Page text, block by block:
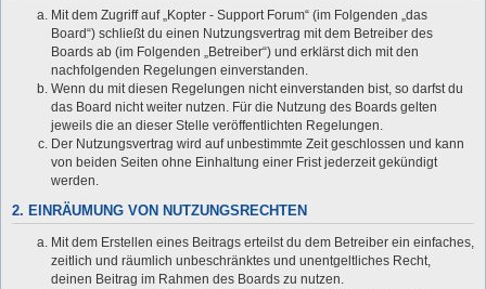
Mit dem Zugriff auf „Kopter - Support Forum“ (im Folgenden „das
Board“) schließt du einen Nutzungsvertrag mit dem Betreiber des
Boards ab (im Folgenden „Betreiber“) und erklärst dich mit den
nachfolgenden Regelungen einverstanden.
Wenn du mit diesen Regelungen nicht einverstanden bist, so darfst du
das Board nicht weiter nutzen. Für die Nutzung des Boards gelten
jeweils die an dieser Stelle veröffentlichten Regelungen.
Der Nutzungsvertrag wird auf unbestimmte Zeit geschlossen und kann
von beiden Seiten ohne Einhaltung einer Frist jederzeit gekündigt
werden.
2. EINRÄUMUNG VON NUTZUNGSRECHTEN
Mit dem Erstellen eines Beitrags erteilst du dem Betreiber ein einfaches,
zeitlich und räumlich unbeschränktes und unentgeltliches Recht,
deinen Beitrag im Rahmen des Boards zu nutzen.